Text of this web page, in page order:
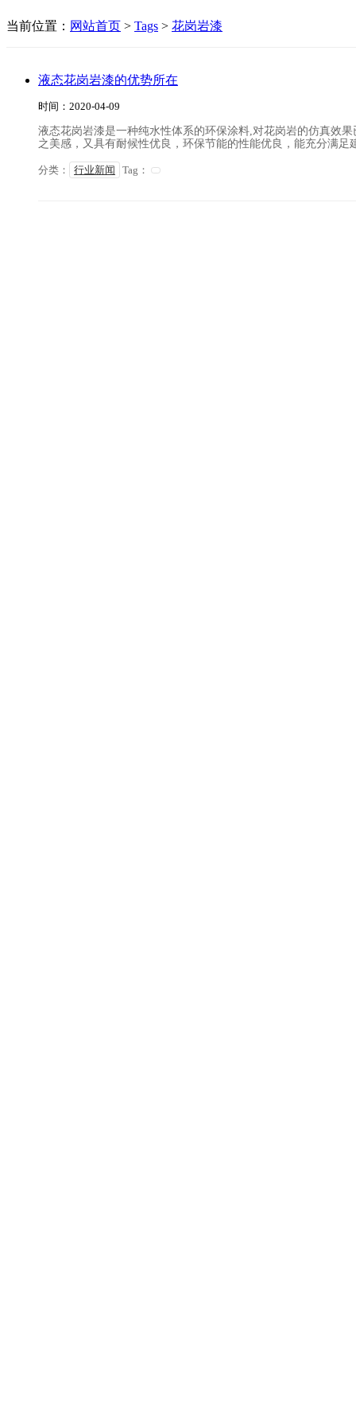
当前位置： 网站首页 > Tags > 花岗岩漆
液态花岗岩漆的优势所在
时间：2020-04-09
液态花岗岩漆是一种纯水性体系的环保涂料,对花岗岩的仿真效
之美感，又具有耐候性优良，环保节能的性能优良，能充分满
分类： 行业新闻 Tag：